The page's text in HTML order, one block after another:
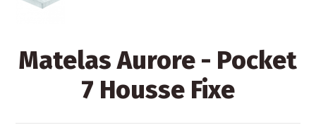
Matelas Aurore - Pocket
7 Housse Fixe